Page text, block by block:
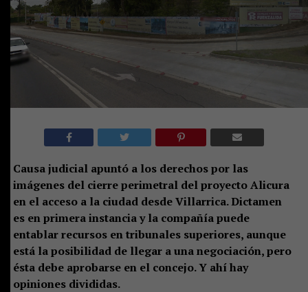
Causa judicial apuntó a los derechos por las
imágenes del cierre perimetral del proyecto Alicura
en el acceso a la ciudad desde Villarrica. Dictamen
es en primera instancia y la compañía puede
entablar recursos en tribunales superiores, aunque
está la posibilidad de llegar a una negociación, pero
ésta debe aprobarse en el concejo. Y ahí hay
opiniones divididas.